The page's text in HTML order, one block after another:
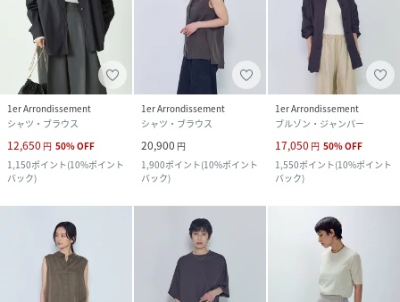
1er Arrondissement
シャツ・ブラウス
12,650 円 50%OFF
1,150ポイント(10%ポイント
バック)
1er Arrondissement
シャツ・ブラウス
20,900 円
1,900ポイント(10%ポイント
バック)
1er Arrondissement
ブルゾン・ジャンパー
17,050 円 50%OFF
1,550ポイント(10%ポイント
バック)